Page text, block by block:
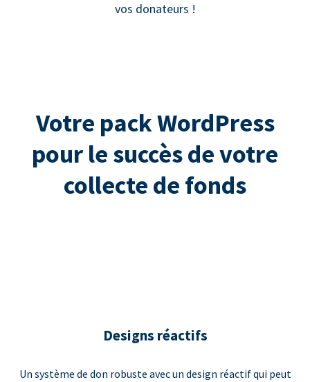
vos donateurs !
Votre pack WordPress
pour le succès de votre
collecte de fonds
Designs réactifs
Un système de don robuste avec un design réactif qui peut